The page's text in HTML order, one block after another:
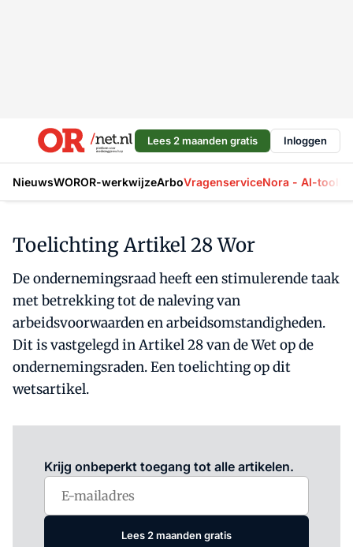
Lees 2 maanden gratis Inloggen
NieuwsWOROR-werkwijzeArboVragenserviceNora - AI-tool
Toelichting Artikel 28 Wor
De ondernemingsraad heeft een stimulerende taak
met betrekking tot de naleving van
arbeidsvoorwaarden en arbeidsomstandigheden.
Dit is vastgelegd in Artikel 28 van de Wet op de
ondernemingsraden. Een toelichting op dit
wetsartikel.
Krijg onbeperkt toegang tot alle artikelen.
Lees 2 maanden gratis